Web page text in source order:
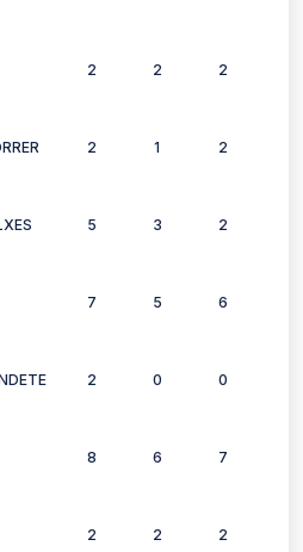
2 2 2
2 1 2
5 3 2
7 5 6
2 0 0
8 6 7
2 2 2